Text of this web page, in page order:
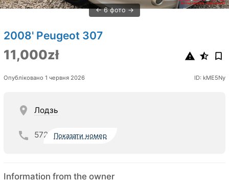
6 фото
2008' Peugeot 307
11,000zł
Опубліковано 1 червня 2026 ID: kME5Ny
Лодзь
572 Показати номер
Information from the owner